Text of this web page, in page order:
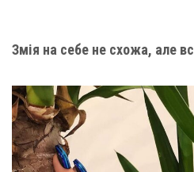
Змія на себе не схожа, але